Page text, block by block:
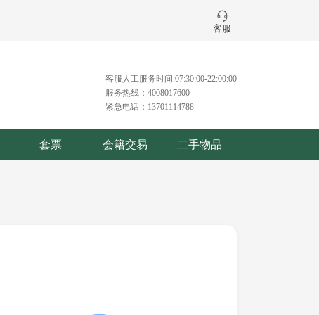
客服
客服人工服务时间:07:30:00-22:00:00
服务热线：4008017600
紧急电话：13701114788
套票 会籍交易 二手物品